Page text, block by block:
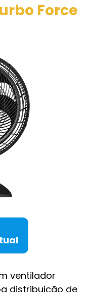
Force
ventilador
distribuição de